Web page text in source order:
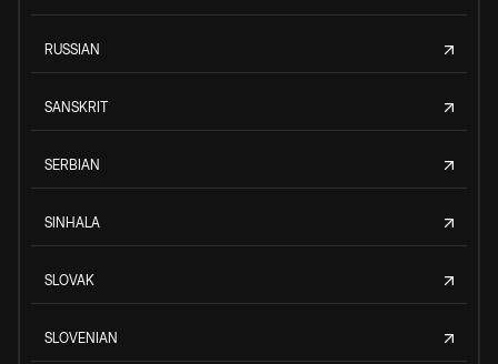
RUSSIAN
SANSKRIT
SERBIAN
SINHALA
SLOVAK
SLOVENIAN